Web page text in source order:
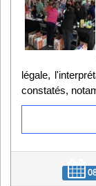
légale,
constatés,